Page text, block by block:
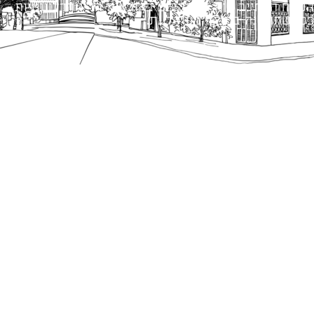
הנוסח המחייב הוא זה הקבוע בהוראות הדין הרלוונטיות
כפי שתהיינה בתוקף מעת לעת.